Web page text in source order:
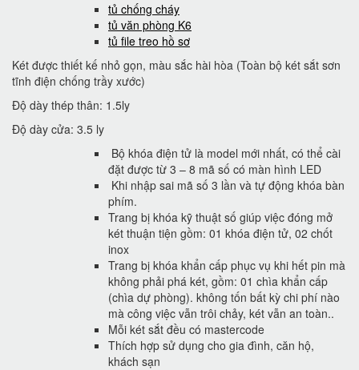
tủ chống cháy
tủ văn phòng K6
tủ file treo hồ sơ
Két được thiết kế nhỏ gọn, màu sắc hài hòa (Toàn bộ két sắt sơn
tĩnh điện chống trầy xước)
Độ dày thép thân: 1.5ly
Độ dày cửa: 3.5 ly
Bộ khóa điện tử là model mới nhất, có thể cài
đặt được từ 3 – 8 mã số có màn hình LED
Khi nhập sai mã số 3 lần và tự động khóa bàn
phím.
Trang bị khóa kỹ thuật số giúp việc đóng mở
két thuận tiện gồm: 01 khóa điện tử, 02 chốt
inox
Trang bị khóa khẩn cấp phục vụ khi hết pin mà
không phải phá két, gồm: 01 chìa khẩn cấp
(chìa dự phòng). không tốn bất kỳ chi phí nào
mà công việc vẫn trôi chảy, két vẫn an toàn..
Mỗi két sắt đều có mastercode
Thích hợp sử dụng cho gia đình, căn hộ,
khách sạn